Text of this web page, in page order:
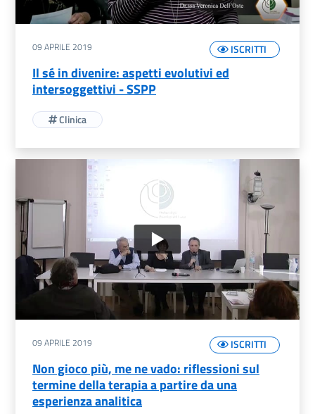
ISCRITTI
09 APRILE 2019
Il sé in divenire: aspetti evolutivi ed
intersoggettivi - SSPP
Clinica
ISCRITTI
09 APRILE 2019
Non gioco più, me ne vado: riflessioni sul
termine della terapia a partire da una
esperienza analitica